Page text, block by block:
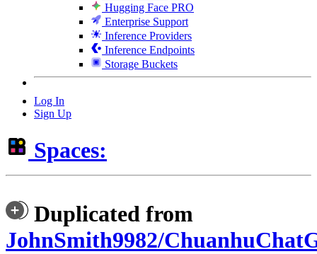
Hugging Face PRO
Enterprise Support
Inference Providers
Inference Endpoints
Storage Buckets
Log In
Sign Up
Spaces:
Duplicated from
JohnSmith9982/